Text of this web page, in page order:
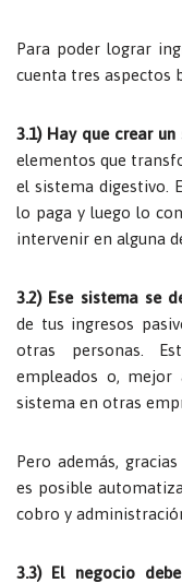
Para poder lograr
cuenta tres aspectos
3.1) Hay que crear un
elementos que
el sistema digestivo.
lo paga y luego lo
intervenir en alguna
3.2) Ese sistema se
de tus ingresos
otras personas.
empleados o, mejor
sistema en otras
Pero además,
es posible
cobro y
3.3) El negocio